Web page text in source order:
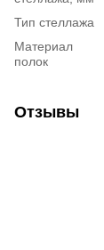
Тип стеллажа
Материал
полок
Отзывы